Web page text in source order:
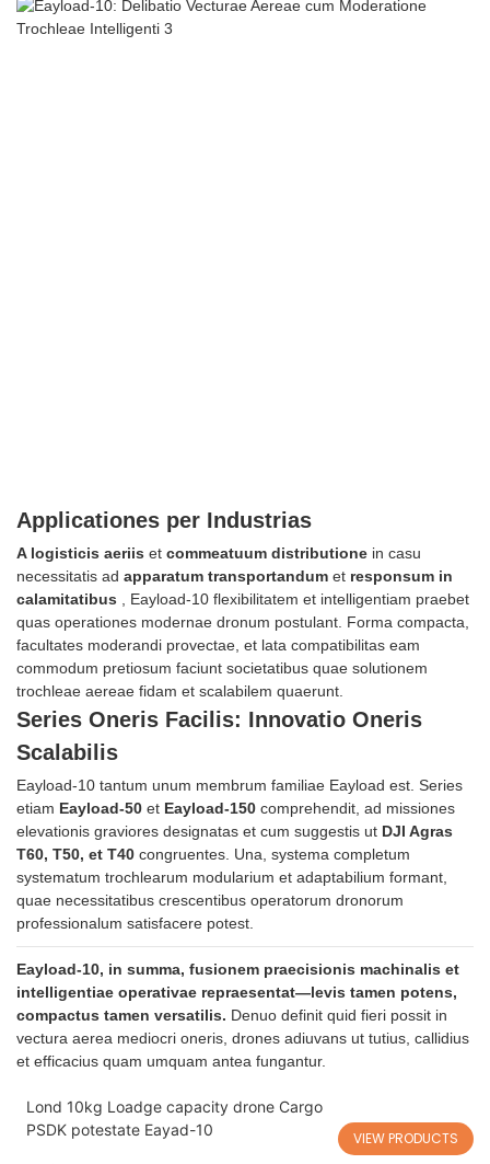
Applicationes per Industrias
A logisticis aeriis et commeatuum distributione in casu
necessitatis ad apparatum transportandum et responsum in
calamitatibus , Eayload-10 flexibilitatem et intelligentiam praebet
quas operationes modernae dronum postulant. Forma compacta,
facultates moderandi provectae, et lata compatibilitas eam
commodum pretiosum faciunt societatibus quae solutionem
trochleae aereae fidam et scalabilem quaerunt.
Series Oneris Facilis: Innovatio Oneris
Scalabilis
Eayload-10 tantum unum membrum familiae Eayload est. Series
etiam Eayload-50 et Eayload-150 comprehendit, ad missiones
elevationis graviores designatas et cum suggestis ut DJI Agras
T60, T50, et T40 congruentes. Una, systema completum
systematum trochlearum modularium et adaptabilium formant,
quae necessitatibus crescentibus operatorum dronorum
professionalum satisfacere potest.
Eayload-10, in summa, fusionem praecisionis machinalis et
intelligentiae operativae repraesentat—levis tamen potens,
compactus tamen versatilis. Denuo definit quid fieri possit in
vectura aerea mediocri oneris, drones adiuvans ut tutius, callidius
et efficacius quam umquam antea fungantur.
Lond 10kg Loadge capacity drone Cargo
PSDK potestate Eayad-10
VIEW PRODUCTS